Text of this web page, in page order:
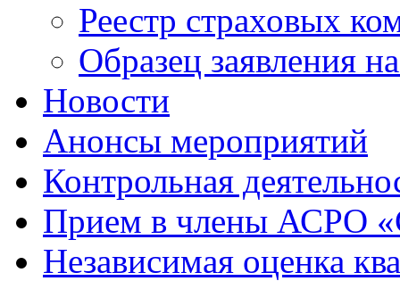
Реестр страховых
Образец заявления
Новости
Анонсы мероприятий
Контрольная
Прием в члены АСРО
Независимая оценка